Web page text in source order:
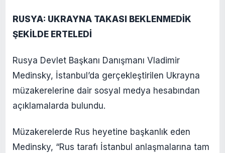
RUSYA: UKRAYNA TAKASI BEKLENMEDİK
ŞEKİLDE ERTELEDİ
Rusya Devlet Başkanı Danışmanı Vladimir
Medinsky, İstanbul’da gerçekleştirilen Ukrayna
müzakerelerine dair sosyal medya hesabından
açıklamalarda bulundu.
Müzakerelerde Rus heyetine başkanlık eden
Medinsky, “Rus tarafı İstanbul anlaşmalarına tam